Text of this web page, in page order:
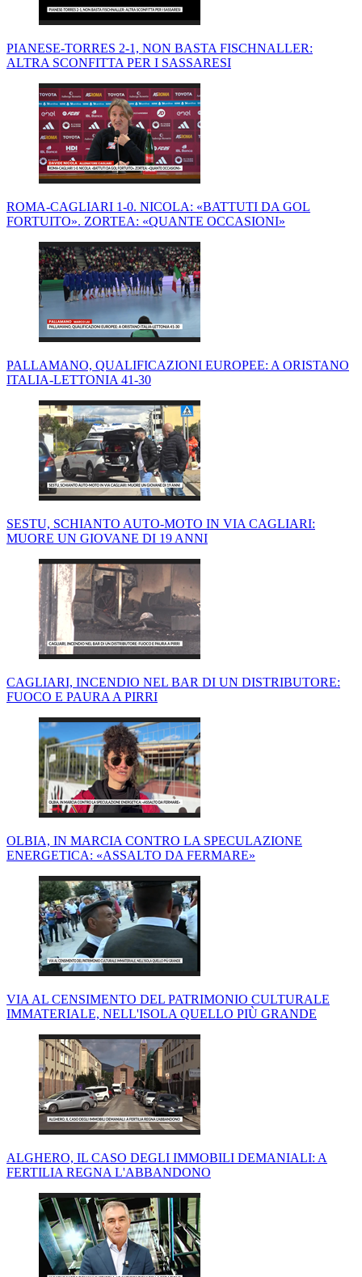
PIANESE-TORRES 2-1, NON BASTA FISCHNALLER:
ALTRA SCONFITTA PER I SASSARESI
ROMA-CAGLIARI 1-0. NICOLA: «BATTUTI DA GOL
FORTUITO». ZORTEA: «QUANTE OCCASIONI»
PALLAMANO, QUALIFICAZIONI EUROPEE: A ORISTANO
ITALIA-LETTONIA 41-30
SESTU, SCHIANTO AUTO-MOTO IN VIA CAGLIARI:
MUORE UN GIOVANE DI 19 ANNI
CAGLIARI, INCENDIO NEL BAR DI UN DISTRIBUTORE:
FUOCO E PAURA A PIRRI
OLBIA, IN MARCIA CONTRO LA SPECULAZIONE
ENERGETICA: «ASSALTO DA FERMARE»
VIA AL CENSIMENTO DEL PATRIMONIO CULTURALE
IMMATERIALE, NELL'ISOLA QUELLO PIÙ GRANDE
ALGHERO, IL CASO DEGLI IMMOBILI DEMANIALI: A
FERTILIA REGNA L'ABBANDONO